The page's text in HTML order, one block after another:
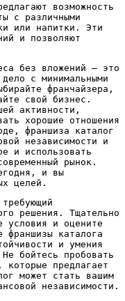
возможность
с различными
или напитки. Эти
и позволяют
без вложений – это
с минимальными
франчайзера‚
свой бизнес.
активности‚
хорошие отношения
франшиза каталог
независимости и
и использовать
рынок.
и вы
целей.
решения. Тщательно
условия и оцените
франшизы каталога
и умения
бойтесь пробовать
которые предлагает
может стать вашим
независимости.